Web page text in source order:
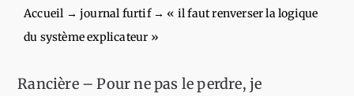
Accueil → journal furtif→ « il faut renverser la logique
du système explicateur »
Rancière – Pour ne pas le perdre, je